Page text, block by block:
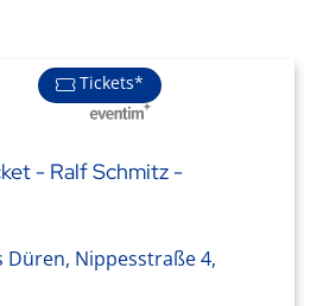
Tickets*
- Ralf Schmitz -
Düren, Nippesstraße 4,